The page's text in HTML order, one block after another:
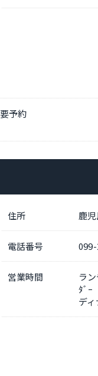
予約
住所 鹿
電話番号
営業時間
ラ
ﾀﾞｰ
デ